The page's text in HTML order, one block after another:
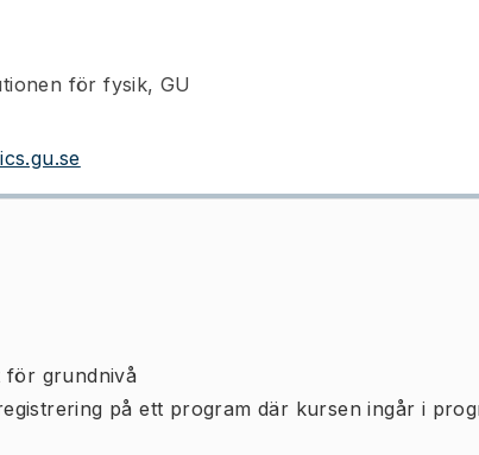
för fysik, GU
för grundnivå
på ett program där kursen ingår i